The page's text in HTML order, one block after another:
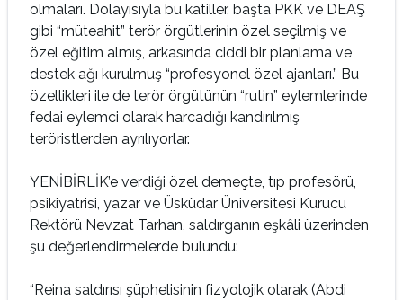
olmaları. Dolayısıyla bu katiller, başta PKK ve DEAŞ
gibi “müteahit” terör örgütlerinin özel seçilmiş ve
özel eğitim almış, arkasında ciddi bir planlama ve
destek ağı kurulmuş “profesyonel özel ajanları.” Bu
özellikleri ile de terör örgütünün “rutin” eylemlerinde
fedai eylemci olarak harcadığı kandırılmış
teröristlerden ayrılıyorlar.
YENİBİRLİK’e verdiği özel demeçte, tıp profesörü,
psikiyatrisi, yazar ve Üsküdar Üniversitesi Kurucu
Rektörü Nevzat Tarhan, saldırganın eşkâli üzerinden
şu değerlendirmelerde bulundu:
“Reina saldırısı şüphelisinin fizyolojik olarak (Abdi